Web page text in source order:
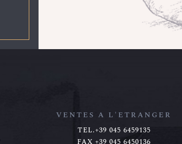
VENTES A L'ETRANGER
TEL.+39 045 6459135